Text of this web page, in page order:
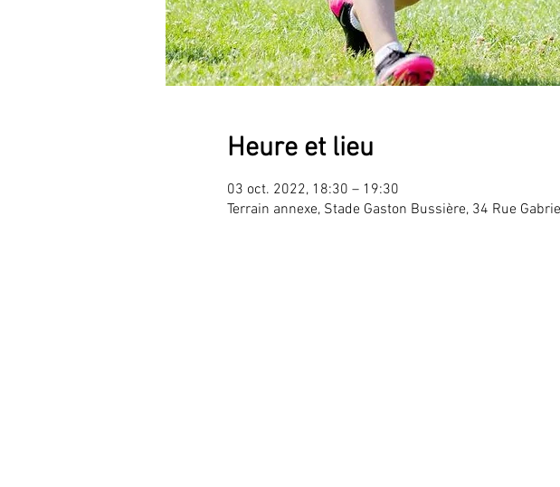
Heure et lieu
03 oct. 2022, 18:30 – 19:30
Terrain annexe, Stade Gaston Bussière, 34 Rue